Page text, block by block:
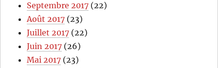
Septembre 2017 (22)
Août 2017 (23)
Juillet 2017 (22)
Juin 2017 (26)
Mai 2017 (23)